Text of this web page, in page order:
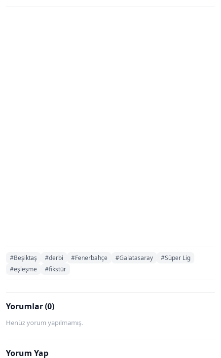
#Beşiktaş #derbi #Fenerbahçe #Galatasaray
#Süper Lig
#eşleşme
#fikstür
Yorumlar (0)
Henüz yorum yapılmamış.
Yorum Yap